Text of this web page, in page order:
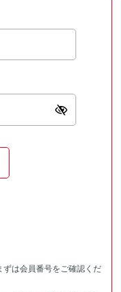
は会員番号をご確認くだ